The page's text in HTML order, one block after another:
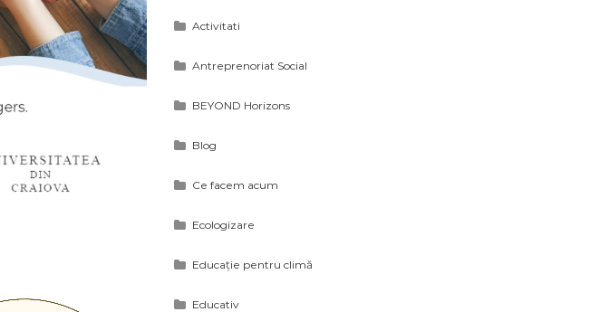
Activitati
Antreprenoriat Social
BEYOND Horizons
Blog
Ce facem acum
Ecologizare
Educație pentru climă
Educativ